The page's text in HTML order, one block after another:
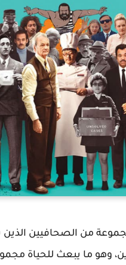
من الصحافيين
وهو ما يبعث للحياة